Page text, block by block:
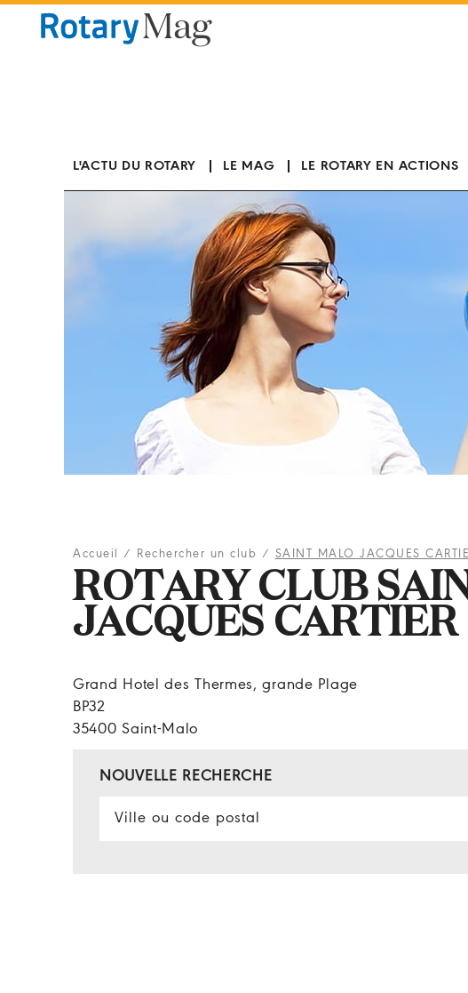
L'ACTU DU ROTARY LE MAG LE ROTARY EN ACTIONS
Accueil / Rechercher un club / SAINT MALO JACQUES
ROTARY CLUB
JACQUES CARTIER
Grand Hotel des Thermes, grande Plage
BP32
35400 Saint-Malo
NOUVELLE RECHERCHE
Panneau de gestion des cookies